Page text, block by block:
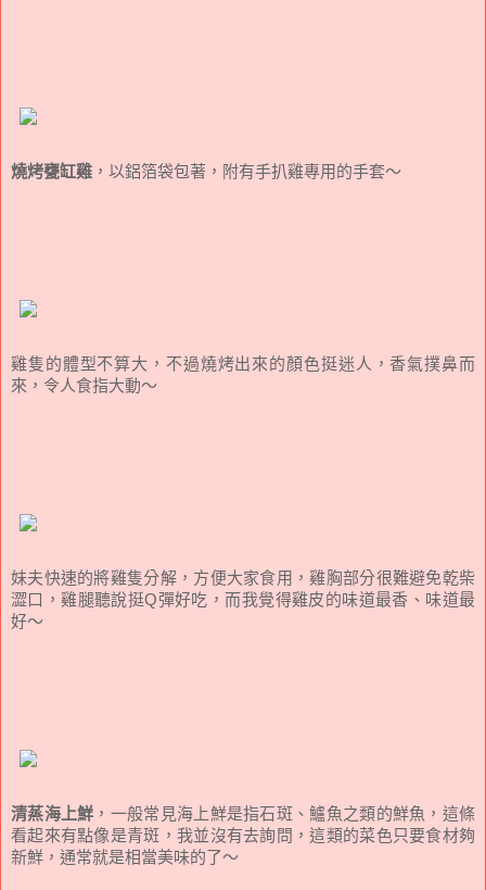
燒烤甕缸雞 ，以鋁箔袋包著，附有手扒雞專用的手套～
雞隻的體型不算大，不過燒烤出來的顏色挺迷人，香氣撲鼻而
來，令人食指大動～
妹夫快速的將雞隻分解，方便大家食用，雞胸部分很難避免乾柴
澀口，雞腿聽說挺Q彈好吃，而我覺得雞皮的味道最香、味道最
好～
清蒸海上鮮 ，一般常見海上鮮是指石斑、鱸魚之類的鮮魚，這條
看起來有點像是青斑，我並沒有去詢問，這類的菜色只要食材夠
新鮮，通常就是相當美味的了～